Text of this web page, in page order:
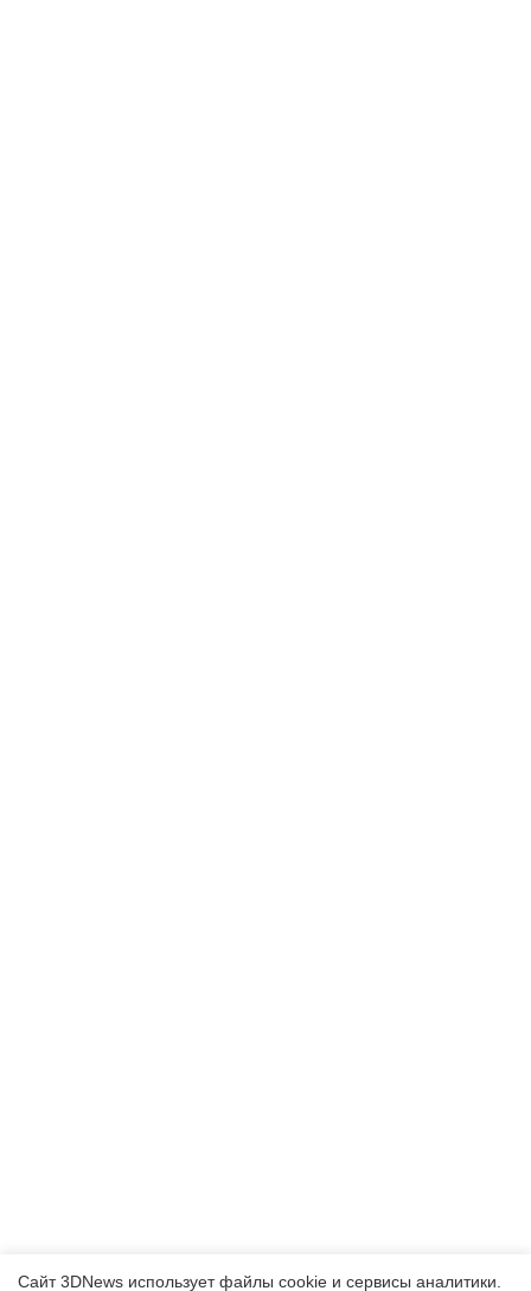
Сайт 3DNews использует файлы cookie и сервисы аналитики.